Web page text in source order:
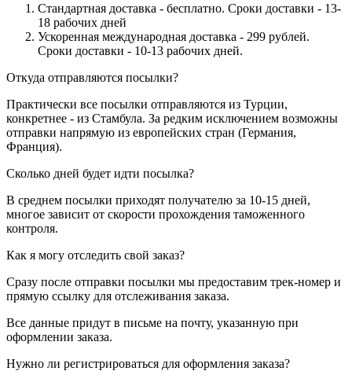
Стандартная доставка - бесплатно. Сроки доставки - 13-
18 рабочих дней
Ускоренная международная доставка - 299 рублей.
Сроки доставки - 10-13 рабочих дней.
Откуда отправляются посылки?
Практически все посылки отправляются из Турции,
конкретнее - из Стамбула. За редким исключением возможны
отправки напрямую из европейских стран (Германия,
Франция).
Сколько дней будет идти посылка?
В среднем посылки приходят получателю за 10-15 дней,
многое зависит от скорости прохождения таможенного
контроля.
Как я могу отследить свой заказ?
Сразу после отправки посылки мы предоставим трек-номер и
прямую ссылку для отслеживания заказа.
Все данные придут в письме на почту, указанную при
оформлении заказа.
Нужно ли регистрироваться для оформления заказа?